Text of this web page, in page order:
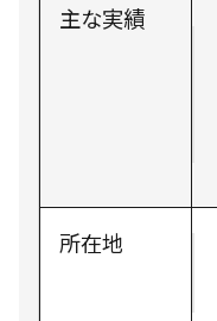
主な実績
所在地